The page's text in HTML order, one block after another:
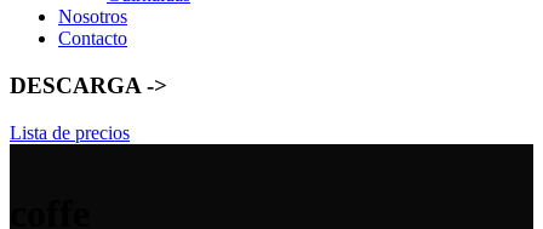
Nosotros
Contacto
DESCARGA ->
Lista de precios